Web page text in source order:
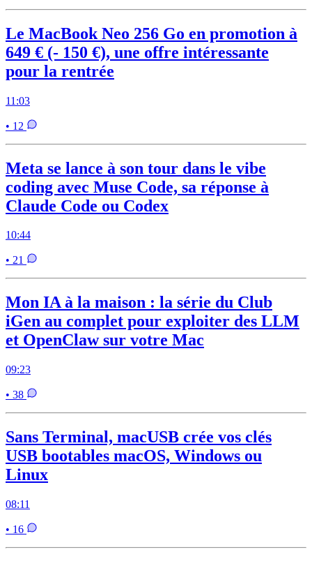
Le MacBook Neo 256 Go en promotion à
649 € (- 150 €), une offre intéressante
pour la rentrée
11:03
• 12
Meta se lance à son tour dans le vibe
coding avec Muse Code, sa réponse à
Claude Code ou Codex
10:44
• 21
Mon IA à la maison : la série du Club
iGen au complet pour exploiter des LLM
et OpenClaw sur votre Mac
09:23
• 38
Sans Terminal, macUSB crée vos clés
USB bootables macOS, Windows ou
Linux
08:11
• 16